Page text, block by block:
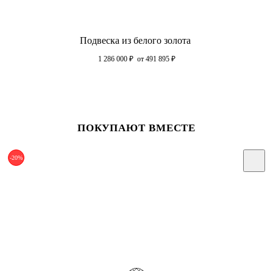
Подвеска из белого золота
1 286 000 ₽ от 491 895 ₽
ПОКУПАЮТ ВМЕСТЕ
-20%